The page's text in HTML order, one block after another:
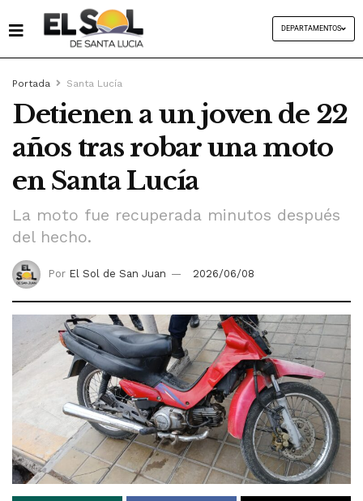
DEPARTAMENTOS
Portada Santa Lucía
Detienen a un joven de 22
años tras robar una moto
en Santa Lucía
La moto fue recuperada minutos después
del hecho.
Por El Sol de San Juan 2026/06/08